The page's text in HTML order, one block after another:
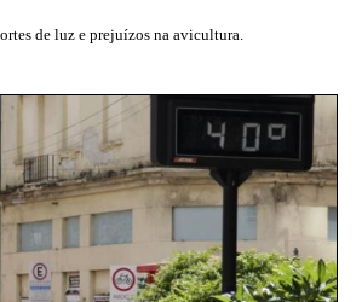
de luz e prejuízos na avicultura.